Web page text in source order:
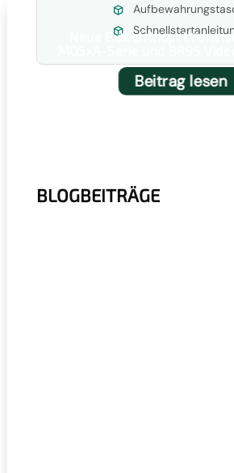
BLOGBEITRÄGE
Neue Extech
Beitrag lesen